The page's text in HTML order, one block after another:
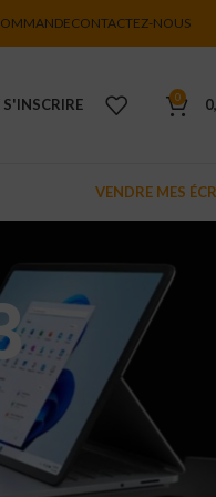
CONTACTEZ-NOUS
S'INSCRIRE 0
VENDRE MES